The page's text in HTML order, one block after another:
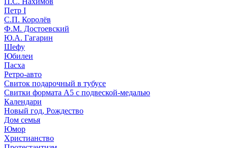
Петр I
С.П. Королёв
Ф.М. Достоевский
Ю.А. Гагарин
Шефу
Юбилеи
Пасха
Ретро-авто
Свиток подарочный в тубусе
Свитки формата А5 с подвеской-медалью
Календари
Новый год, Рождество
Дом семья
Юмор
Христианство